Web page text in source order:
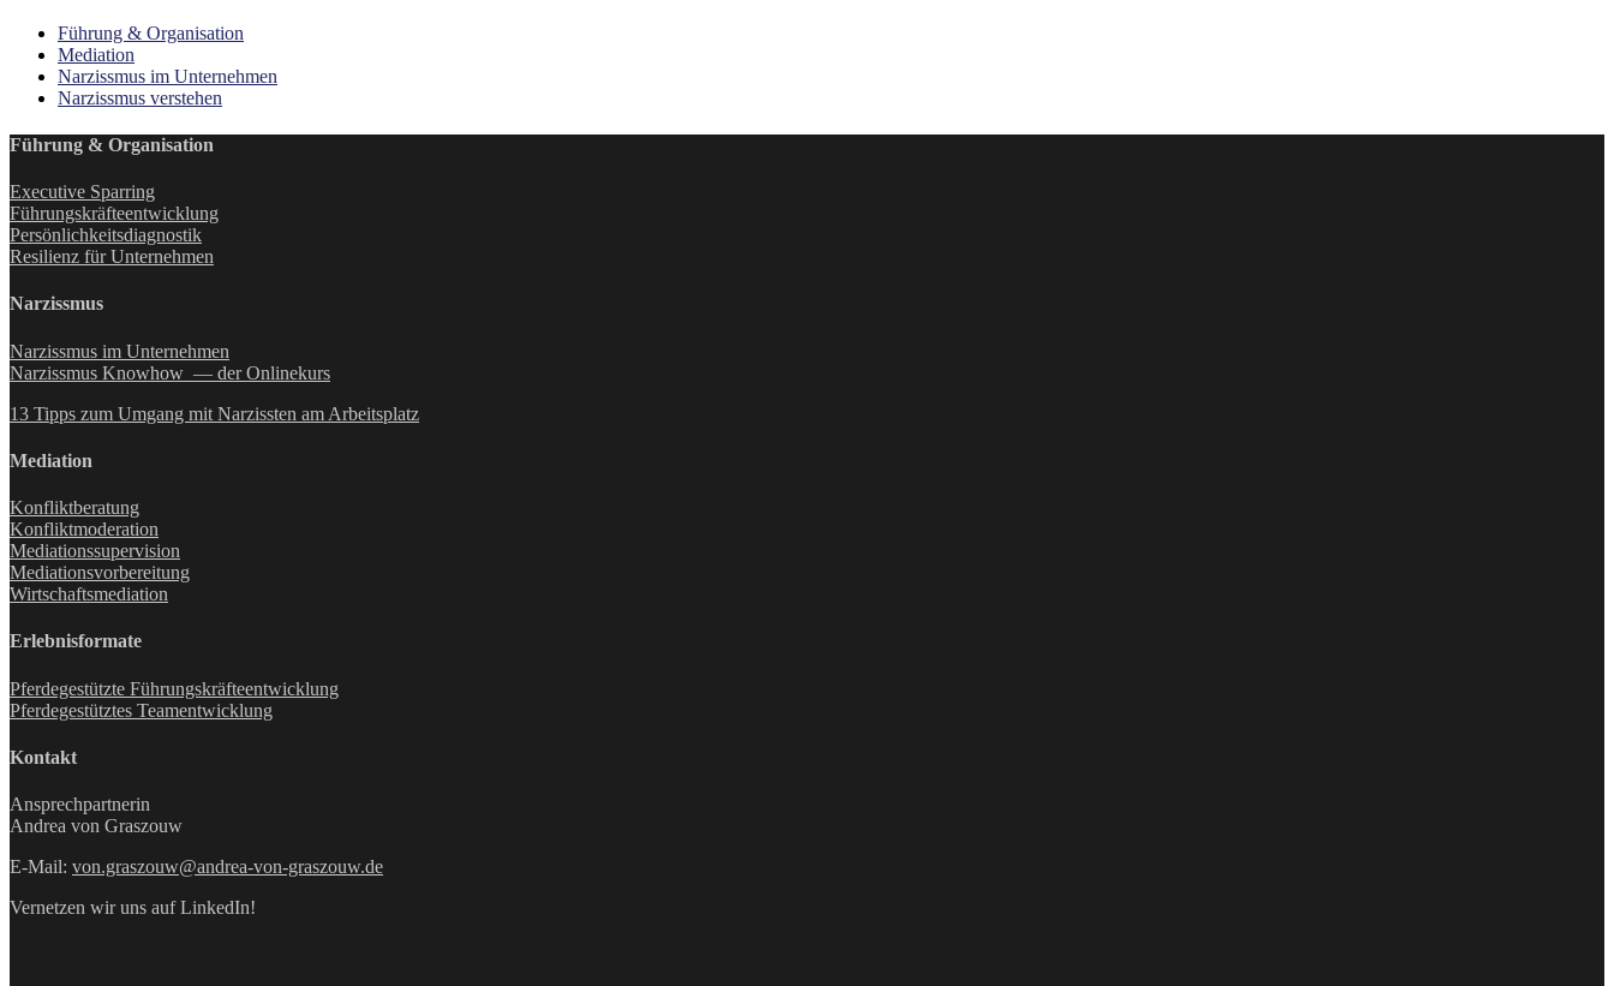
Führung & Organisation
Mediation
Narzissmus im Unternehmen
Narzissmus verstehen
Führung & Organisation
Executive Sparring
Führungskräfteentwicklung
Persönlichkeitsdiagnostik
Resilienz für Unternehmen
Narzissmus
Narzissmus im Unternehmen
Narzissmus Knowhow — der Onlinekurs
13 Tipps zum Umgang mit Narzissten am Arbeitsplatz
Mediation
Konfliktberatung
Konfliktmoderation
Mediationssupervision
Mediationsvorbereitung
Wirtschaftsmediation
Erlebnisformate
Pferdegestützte Führungskräfteentwicklung
Pferdegestütztes Teamentwicklung
Kontakt
Ansprechpartnerin
Andrea von Graszouw
E-Mail: von.graszouw@andrea-von-graszouw.de
Vernetzen wir uns auf LinkedIn!